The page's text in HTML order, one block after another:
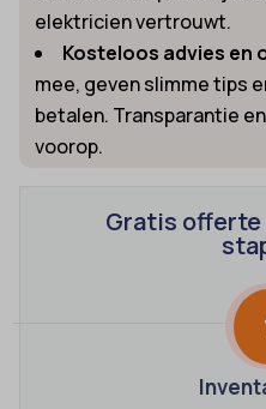
elektricien vertrouwt.
Kosteloos advies en
mee, geven slimme tips
betalen. Transparantie
voorop.
Gratis offerte